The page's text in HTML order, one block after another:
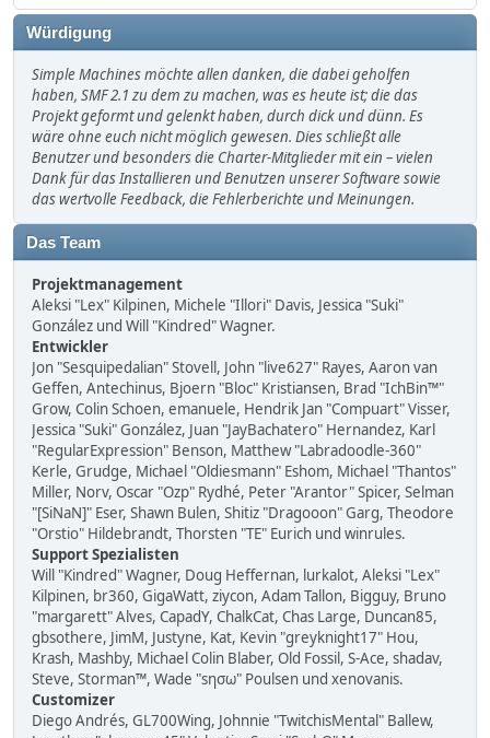
Würdigung
Simple Machines möchte allen danken, die dabei geholfen
haben, SMF 2.1 zu dem zu machen, was es heute ist; die das
Projekt geformt und gelenkt haben, durch dick und dünn. Es
wäre ohne euch nicht möglich gewesen. Dies schließt alle
Benutzer und besonders die Charter-Mitglieder mit ein – vielen
Dank für das Installieren und Benutzen unserer Software sowie
das wertvolle Feedback, die Fehlerberichte und Meinungen.
Das Team
Projektmanagement
Aleksi "Lex" Kilpinen, Michele "Illori" Davis, Jessica "Suki"
González und Will "Kindred" Wagner.
Entwickler
Jon "Sesquipedalian" Stovell, John "live627" Rayes, Aaron van
Geffen, Antechinus, Bjoern "Bloc" Kristiansen, Brad "IchBin™"
Grow, Colin Schoen, emanuele, Hendrik Jan "Compuart" Visser,
Jessica "Suki" González, Juan "JayBachatero" Hernandez, Karl
"RegularExpression" Benson, Matthew "Labradoodle-360"
Kerle, Grudge, Michael "Oldiesmann" Eshom, Michael "Thantos"
Miller, Norv, Oscar "Ozp" Rydhé, Peter "Arantor" Spicer, Selman
"[SiNaN]" Eser, Shawn Bulen, Shitiz "Dragooon" Garg, Theodore
"Orstio" Hildebrandt, Thorsten "TE" Eurich und winrules.
Support Spezialisten
Will "Kindred" Wagner, Doug Heffernan, lurkalot, Aleksi "Lex"
Kilpinen, br360, GigaWatt, ziycon, Adam Tallon, Bigguy, Bruno
"margarett" Alves, CapadY, ChalkCat, Chas Large, Duncan85,
gbsothere, JimM, Justyne, Kat, Kevin "greyknight17" Hou,
Krash, Mashby, Michael Colin Blaber, Old Fossil, S-Ace, shadav,
Steve, Storman™, Wade "sησω" Poulsen und xenovanis.
Customizer
Diego Andrés, GL700Wing, Johnnie "TwitchisMental" Ballew,